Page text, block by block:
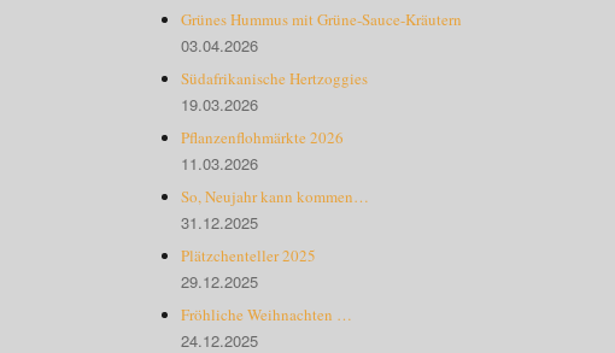
Grünes Hummus mit Grüne-Sauce-Kräutern
03.04.2026
Südafrikanische Hertzoggies
19.03.2026
Pflanzenflohmärkte 2026
11.03.2026
So, Neujahr kann kommen…
31.12.2025
Plätzchenteller 2025
29.12.2025
Fröhliche Weihnachten …
24.12.2025